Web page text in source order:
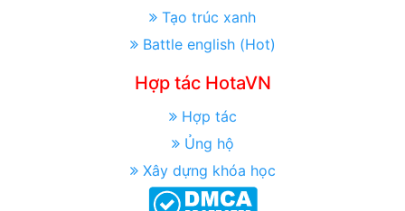
Tạo trúc xanh
Battle english (Hot)
Hợp tác HotaVN
Hợp tác
Ủng hộ
Xây dựng khóa học